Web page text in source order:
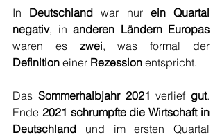
In Deutschland war nur ein Quartal
negativ, in anderen Ländern Europas
waren es zwei
Definition einer Rezession entspricht.
Das Sommerhalbjahr 2021 verlief gut.
Ende 2021 schrumpfte die Wirtschaft in
Deutschland und im ersten Quartal